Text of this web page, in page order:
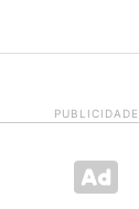
PUBLICIDADE